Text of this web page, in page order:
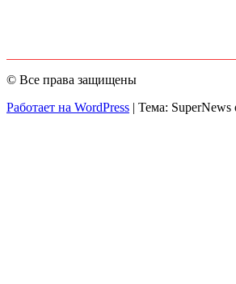
© Все права защищены
Работает на WordPress | Тема: SuperNews